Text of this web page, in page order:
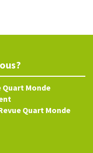
Monde
Quart Monde